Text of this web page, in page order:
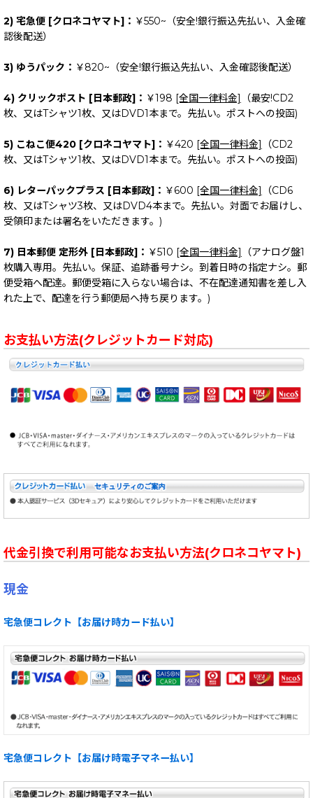
2) 宅急便 [クロネコヤマト]： ￥550~（安全!銀行振込先払い、入金確
認後配送）
3) ゆうパック： ￥820~（安全!銀行振込先払い、入金確認後配送）
4) クリックポスト [日本郵政]： ￥198 [全国一律料金]
（最安!CD2
枚、又はTシャツ1枚、又はDVD1本まで。先払い。ポストへの投函)
5) こねこ便420 [クロネコヤマト]： ￥420 [全国一律料金]
（CD2
枚、又はTシャツ1枚、又はDVD1本まで。先払い。ポストへの投函)
6) レターパックプラス [日本郵政]： ￥600 [全国一律料金]
（CD6
枚、又はTシャツ3枚、又はDVD4本まで。先払い。対面でお届けし、
受領印または署名をいただきます。)
7) 日本郵便 定形外 [日本郵政]： ￥510 [全国一律料金]
（アナログ盤1
枚購入専用。先払い。保証、追跡番号ナシ。到着日時の指定ナシ。郵
便受箱へ配達。郵便受箱に入らない場合は、不在配達通知書を差し入
れた上で、配達を行う郵便局へ持ち戻ります。)
お支払い方法(クレジットカード対応)
代金引換で利用可能なお支払い方法(クロネコヤマト)
現金
宅急便コレクト【お届け時カード払い】
宅急便コレクト【お届け時電子マネー払い】